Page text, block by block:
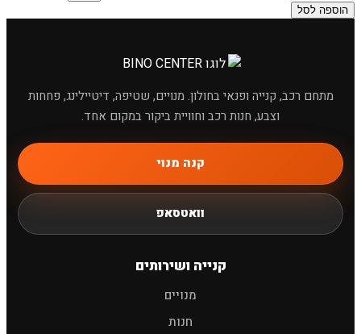
מחפשים מוצר לרכב? ×
מגבות
הוספה לסל
מתחם רכב, קנייה ופנאי בחולון. מנויים, שטיפה, דיטיילינג, פחחות
וצבע, חנות רכב וחוויית ביקור במקום אחד.
קנה מנוי
וואטסאפ
קנייה ושירותים
מנויים
חנות